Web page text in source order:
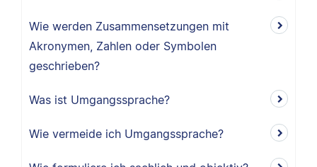
Wie werden Zusammensetzungen mit
Akronymen, Zahlen oder Symbolen
geschrieben?
Was ist Umgangssprache?
Wie vermeide ich Umgangssprache?